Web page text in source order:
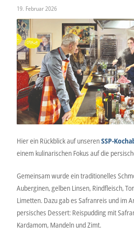
19. Februar 2026
Hier ein Rückblick auf unserenSSP-
einem kulinarischen Fokus auf die
Gemeinsam wurde ein traditionelles
Auberginen, gelben Linsen, Rindfleisch,
Limetten. Dazu gab es Safranreis und im
persisches Dessert: Reispudding mit
Kardamom, Mandeln und Zimt.